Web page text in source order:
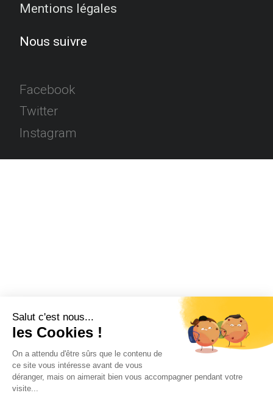
Mentions légales
Nous suivre
Facebook
Twitter
Instagram